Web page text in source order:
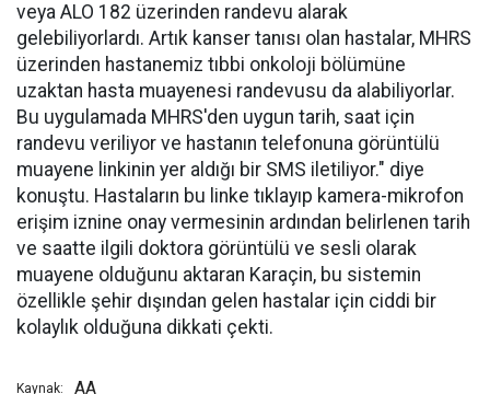
veya ALO 182 üzerinden randevu alarak
gelebiliyorlardı. Artık kanser tanısı olan hastalar, MHRS
üzerinden hastanemiz tıbbi onkoloji bölümüne
uzaktan hasta muayenesi randevusu da alabiliyorlar.
Bu uygulamada MHRS'den uygun tarih, saat için
randevu veriliyor ve hastanın telefonuna görüntülü
muayene linkinin yer aldığı bir SMS iletiliyor." diye
konuştu. Hastaların bu linke tıklayıp kamera-mikrofon
erişim iznine onay vermesinin ardından belirlenen tarih
ve saatte ilgili doktora görüntülü ve sesli olarak
muayene olduğunu aktaran Karaçin, bu sistemin
özellikle şehir dışından gelen hastalar için ciddi bir
kolaylık olduğuna dikkati çekti.
Kaynak: AA